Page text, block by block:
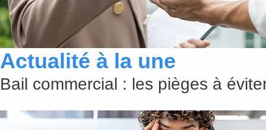
Actualité à la une
Bail commercial : les pièges à